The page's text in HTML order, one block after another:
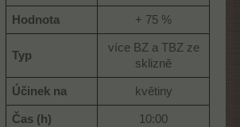
Hodnota + 75 %​
Typ
více BZ a TBZ ze
sklizně​
Účinek na květiny​
Čas (h) 10:00​